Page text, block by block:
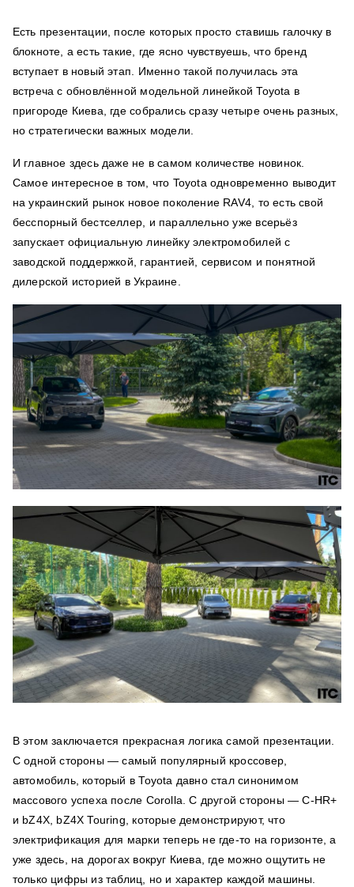
Есть презентации, после которых просто ставишь галочку в
блокноте, а есть такие, где ясно чувствуешь, что бренд
вступает в новый этап. Именно такой получилась эта
встреча с обновлённой модельной линейкой Toyota в
пригороде Киева, где собрались сразу четыре очень разных,
но стратегически важных модели.
И главное здесь даже не в самом количестве новинок.
Самое интересное в том, что Toyota одновременно выводит
на украинский рынок новое поколение RAV4, то есть свой
бесспорный бестселлер, и параллельно уже всерьёз
запускает официальную линейку электромобилей с
заводской поддержкой, гарантией, сервисом и понятной
дилерской историей в Украине.
В этом заключается прекрасная логика самой презентации.
С одной стороны — самый популярный кроссовер,
автомобиль, который в Toyota давно стал синонимом
массового успеха после Corolla. С другой стороны — C-HR+
и bZ4X, bZ4X Touring, которые демонстрируют, что
электрификация для марки теперь не где-то на горизонте, а
уже здесь, на дорогах вокруг Киева, где можно ощутить не
только цифры из таблиц, но и характер каждой машины.